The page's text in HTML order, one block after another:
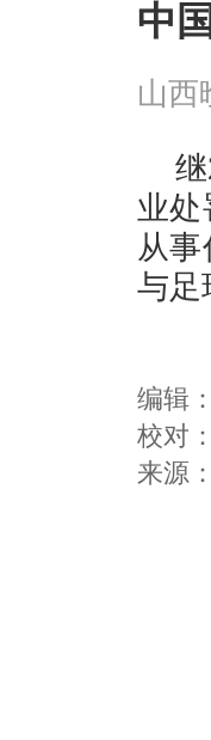
中
山西
业处
从
与足
编辑：
校对